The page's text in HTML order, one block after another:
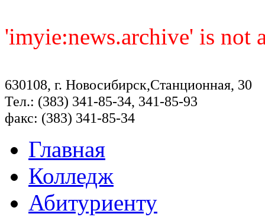
'imyie:news.archive' is not
630108, г. Новосибирск,Станционная, 30
Тел.: (383) 341-85-34, 341-85-93
факс: (383) 341-85-34
Главная
Колледж
Абитуриенту